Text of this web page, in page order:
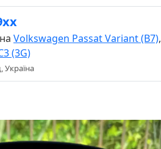
Volkswagen Passat Variant (B7),
(3G)
Україна